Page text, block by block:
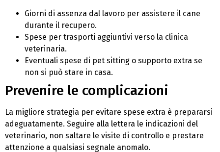
Giorni di assenza dal lavoro per assistere il cane
durante il recupero.
Spese per trasporti aggiuntivi verso la clinica
veterinaria.
Eventuali spese di pet sitting o supporto extra se
non si può stare in casa.
Prevenire le complicazioni
La migliore strategia per evitare spese extra è prepararsi
adeguatamente. Seguire alla lettera le indicazioni del
veterinario, non saltare le visite di controllo e prestare
attenzione a qualsiasi segnale anomalo.